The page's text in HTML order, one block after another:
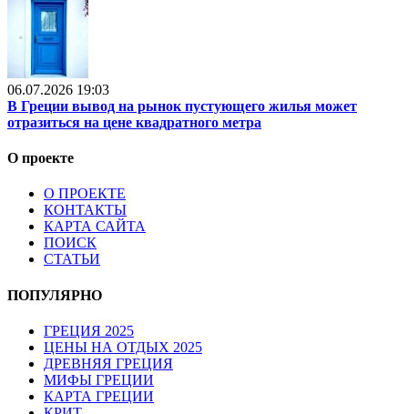
06.07.2026 19:03
В Греции вывод на рынок пустующего жилья может
отразиться на цене квадратного метра
О проекте
О ПРОЕКТЕ
КОНТАКТЫ
КАРТА САЙТА
ПОИСК
СТАТЬИ
ПОПУЛЯРНО
ГРЕЦИЯ 2025
ЦЕНЫ НА ОТДЫХ 2025
ДРЕВНЯЯ ГРЕЦИЯ
МИФЫ ГРЕЦИИ
КАРТА ГРЕЦИИ